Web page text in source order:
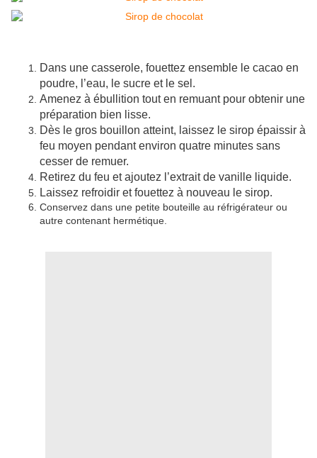
Dans une casserole, fouettez ensemble le cacao en
poudre, l’eau, le sucre et le sel.
Amenez à ébullition tout en remuant pour obtenir une
préparation bien lisse.
Dès le gros bouillon atteint, laissez le sirop épaissir à
feu moyen pendant environ quatre minutes sans
cesser de remuer.
Retirez du feu et ajoutez l’extrait de vanille liquide.
Laissez refroidir et fouettez à nouveau le sirop.
Conservez dans une petite bouteille au réfrigérateur ou
autre contenant hermétique.